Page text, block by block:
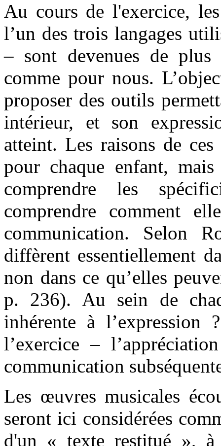
Au cours de l'exercice,
l’un des trois langages
– sont devenues de
comme pour nous.
proposer des outils
intérieur, et son
atteint. Les raisons de
pour chaque enfant,
comprendre les
comprendre comment
communication. Selon
diffèrent essentiellement
non dans ce qu’elles
p. 236). Au sein de
inhérente à l’expression
l’exercice –
communication
Les œuvres musicales
seront ici considérées
d'un « texte restitué », à